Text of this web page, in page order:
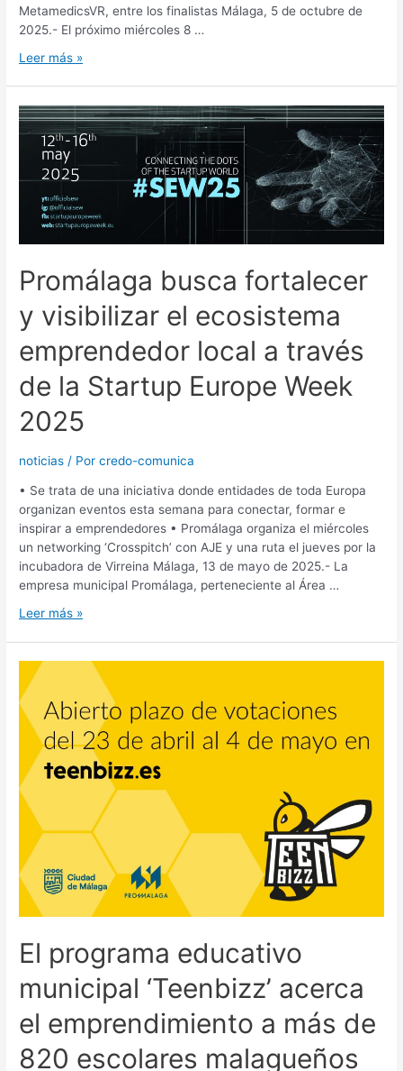
MetamedicsVR, entre los finalistas Málaga, 5 de octubre de
2025.- El próximo miércoles 8 …
Leer más »
Promálaga busca fortalecer
y visibilizar el ecosistema
emprendedor local a través
de la Startup Europe Week
2025
noticias / Porcredo-comunica
• Se trata de una iniciativa donde entidades de toda Europa
organizan eventos esta semana para conectar, formar e
inspirar a emprendedores • Promálaga organiza el miércoles
un networking ‘Crosspitch’ con AJE y una ruta el jueves por la
incubadora de Virreina Málaga, 13 de mayo de 2025.- La
empresa municipal Promálaga, perteneciente al Área …
Leer más »
El programa educativo
municipal ‘Teenbizz’ acerca
el emprendimiento a más de
820 escolares malagueños